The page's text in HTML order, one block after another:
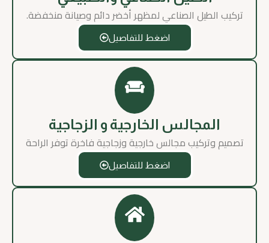
تركيب الطيل الصناعي لمظهر أخضر دائم وصيانة منخفضة.
اضغط للتفاصيل
المجالس الخارجية و الزجاجية
تصميم وتركيب مجالس خارجية وزجاجية فاخرة توفر الراحة
اضغط للتفاصيل